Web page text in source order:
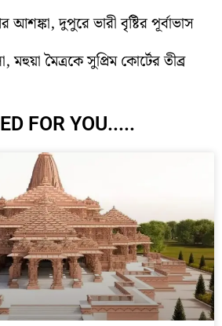
দুপুরে ভারী বৃষ্টির পূর্বাভাস
মহুয়া মৈত্রকে সুপ্রিম কোর্টের তীব্র
FOR YOU.....